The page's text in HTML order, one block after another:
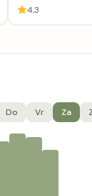
4,3
Do Vr Za